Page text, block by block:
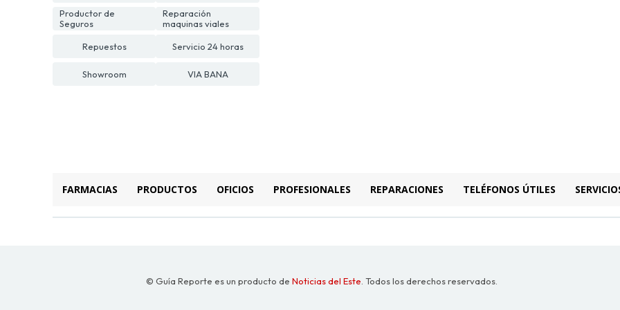
Productor de
Seguros
Reparación
maquinas viales
Repuestos Servicio 24 horas
Showroom VIA BANA
FARMACIAS PRODUCTOS OFICIOS PROFESIONALES REPARACIONES TELÉFONOS ÚTILES
© Guía Reporte es un producto deNoticias del Este . Todos los derechos reservados.